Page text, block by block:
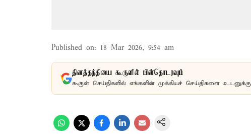
Published on: 18 Mar 2026, 9:54 am
தினத்தந்தியை கூகுளில் பின்தொடரவும்
கூகுள் செய்திகளில் எங்களின் முக்கியச் செய்திகளை